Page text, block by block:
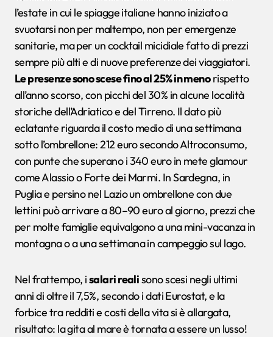
l’estate in cui le spiagge italiane hanno iniziato a
svuotarsi non per maltempo, non per emergenze
sanitarie, ma per un cocktail micidiale fatto di prezzi
sempre più alti e di nuove preferenze dei viaggiatori.
Le presenze sono scese fino al 25% in menorispetto
all’anno scorso, con picchi del 30% in alcune località
storiche dell’Adriatico e del Tirreno. Il dato più
eclatante riguarda il costo medio di una settimana
sotto l’ombrellone: 212 euro secondo Altroconsumo,
con punte che superano i 340 euro in mete glamour
come Alassio o Forte dei Marmi. In Sardegna, in
Puglia e persino nel Lazio un ombrellone con due
lettini può arrivare a 80–90 euro al giorno, prezzi che
per molte famiglie equivalgono a una mini-vacanza in
montagna o a una settimana in campeggio sul lago.
Nel frattempo, isalari realisono scesi negli ultimi
anni di oltre il 7,5%, secondo i dati Eurostat, e la
forbice tra redditi e costi della vita si è allargata,
risultato: la gita al mare è tornata a essere un lusso!